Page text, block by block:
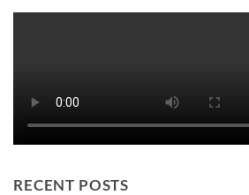
RECENT POSTS